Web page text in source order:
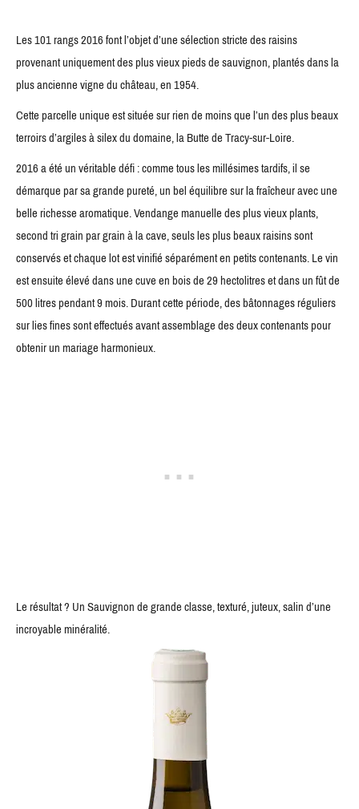
Les 101 rangs 2016 font l’objet d’une sélection stricte des raisins
provenant uniquement des plus vieux pieds de sauvignon, plantés dans la
plus ancienne vigne du château, en 1954.
Cette parcelle unique est située sur rien de moins que l’un des plus beaux
terroirs d’argiles à silex du domaine, la Butte de Tracy-sur-Loire.
2016 a été un véritable défi : comme tous les millésimes tardifs, il se
démarque par sa grande pureté, un bel équilibre sur la fraîcheur avec une
belle richesse aromatique. Vendange manuelle des plus vieux plants,
second tri grain par grain à la cave, seuls les plus beaux raisins sont
conservés et chaque lot est vinifié séparément en petits contenants. Le vin
est ensuite élevé dans une cuve en bois de 29 hectolitres et dans un fût de
500 litres pendant 9 mois. Durant cette période, des bâtonnages réguliers
sur lies fines sont effectués avant assemblage des deux contenants pour
obtenir un mariage harmonieux.
Le résultat ? Un Sauvignon de grande classe, texturé, juteux, salin d’une
incroyable minéralité.